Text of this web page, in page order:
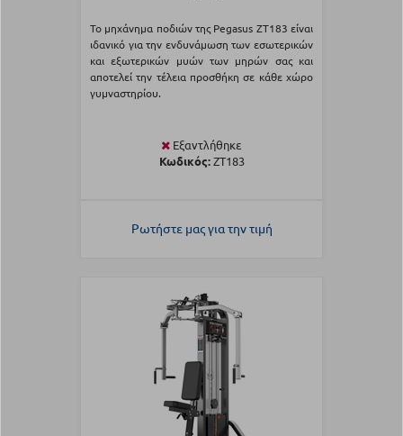
Το μηχάνημα ποδιών της Pegasus ZT183 είναι
ιδανικό για την ενδυνάμωση των εσωτερικών
και εξωτερικών μυών των μηρών σας και
αποτελεί την τέλεια προσθήκη σε κάθε χώρο
γυμναστηρίου.
Εξαντλήθηκε
Κωδικός:ZT183
Ρωτήστε μας για την τιμή